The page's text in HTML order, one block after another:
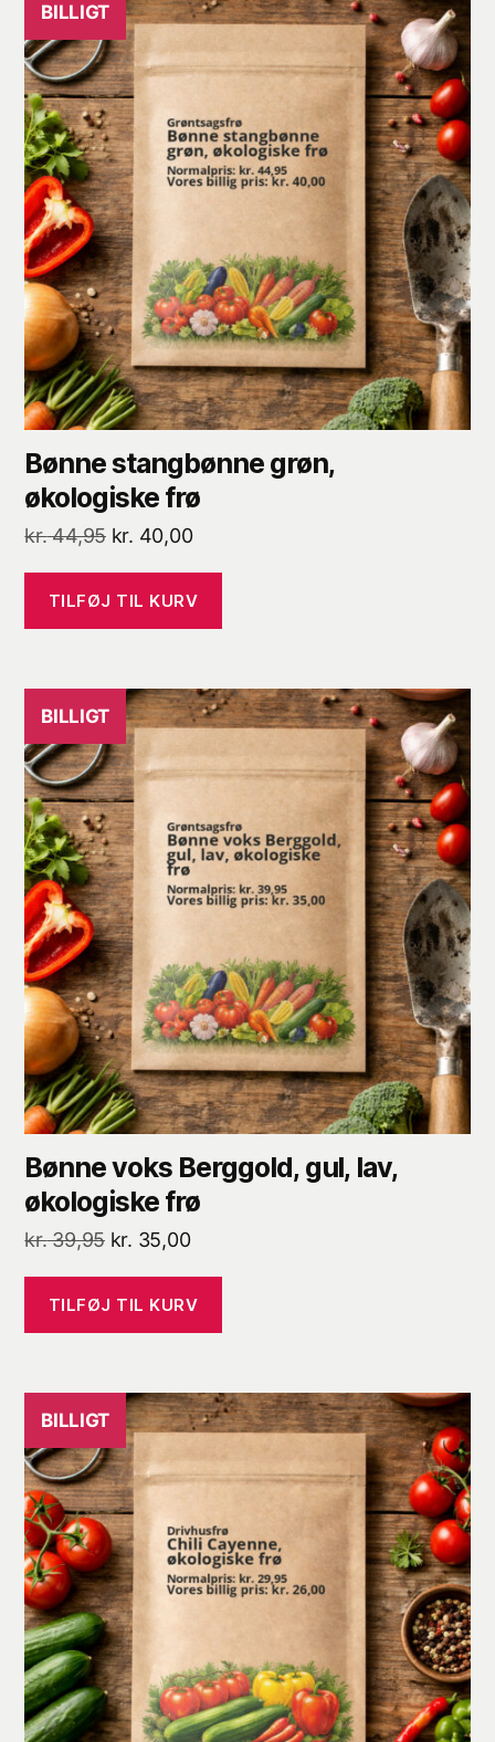
BILLIGT
Bønne stangbønne grøn,
økologiske frø
kr.44,95 Den
pris
var:
kr. 40,00Den
pris
er:
TILFØJ TIL KURV
BILLIGT
Bønne voks Berggold, gul, lav,
økologiske frø
kr.39,95 Den
pris
var:
kr. 35,00Den
pris
er:
TILFØJ TIL KURV
BILLIGT